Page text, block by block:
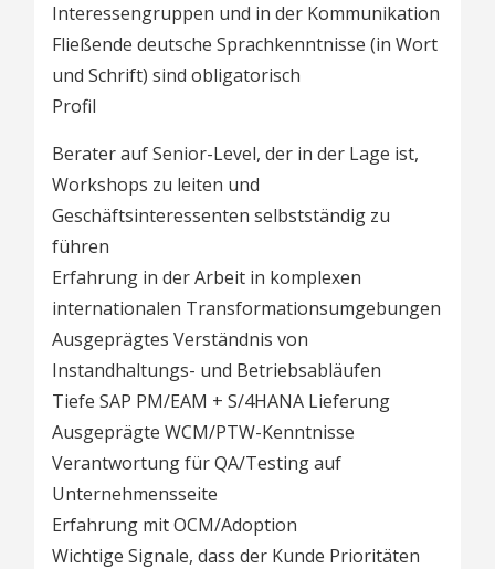
Interessengruppen und in der Kommunikation
Fließende deutsche Sprachkenntnisse (in Wort
und Schrift) sind obligatorisch
Profil
Berater auf Senior-Level, der in der Lage ist,
Workshops zu leiten und
Geschäftsinteressenten selbstständig zu
führen
Erfahrung in der Arbeit in komplexen
internationalen Transformationsumgebungen
Ausgeprägtes Verständnis von
Instandhaltungs- und Betriebsabläufen
Tiefe SAP PM/EAM + S/4HANA Lieferung
Ausgeprägte WCM/PTW-Kenntnisse
Verantwortung für QA/Testing auf
Unternehmensseite
Erfahrung mit OCM/Adoption
Wichtige Signale, dass der Kunde Prioritäten